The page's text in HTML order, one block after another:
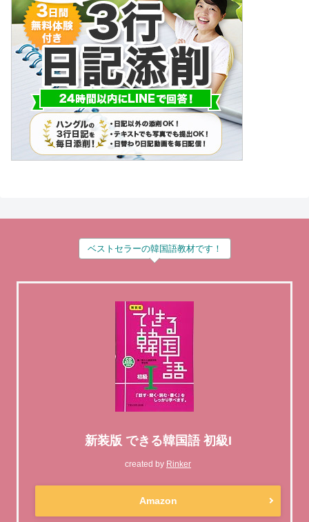
ベストセラーの韓国語教材です！
新装版 できる韓国語 初級I
created by Rinker
Amazon